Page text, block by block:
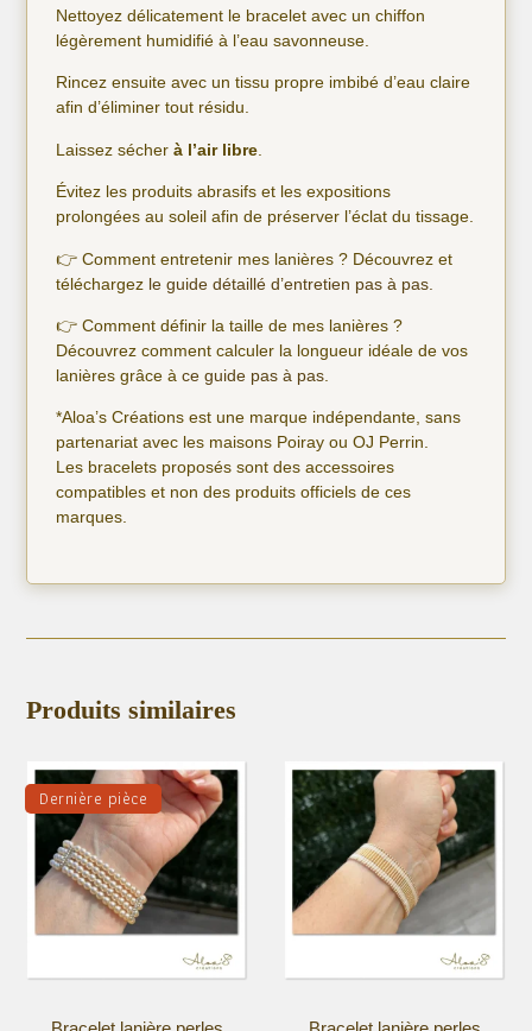
Nettoyez délicatement le bracelet avec un chiffon
légèrement humidifié à l’eau savonneuse.
Rincez ensuite avec un tissu propre imbibé d’eau claire
afin d’éliminer tout résidu.
Laissez sécherà l’air libre
Évitez les produits abrasifs et les expositions
prolongées au soleil afin de préserver l’éclat du tissage.
👉 Comment entretenir mes lanières ? Découvrez et
téléchargez le guide détaillé d’entretien pas à pas.
👉 Comment définir la taille de mes lanières ?
Découvrez comment calculer la longueur idéale de vos
lanières grâce àce guide pas à pas
*Aloa’s Créations est une marque indépendante, sans
partenariat avec les maisons Poiray ou OJ Perrin.
Les bracelets proposés sont des accessoires
compatibles et non des produits officiels de ces
marques.
Produits similaires
Dernière pièce